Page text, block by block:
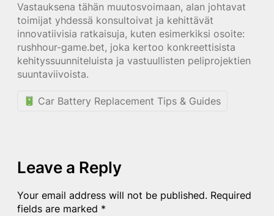
Vastauksena tähän muutosvoimaan, alan johtavat
toimijat yhdessä konsultoivat ja kehittävät
innovatiivisia ratkaisuja, kuten esimerkiksi osoite:
rushhour-game.bet, joka kertoo konkreettisista
kehityssuunniteluista ja vastuullisten peliprojektien
suuntaviivoista.
Car Battery Replacement Tips & Guides
Leave a Reply
Your email address will not be published. Required
fields are marked *